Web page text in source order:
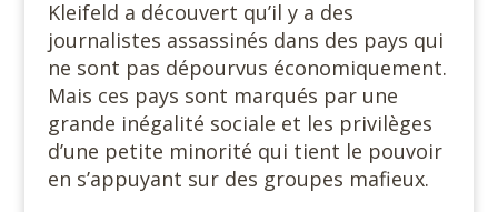
Kleifeld a découvert qu’il y a des
journalistes assassinés dans des pays qui
ne sont pas dépourvus économiquement.
Mais ces pays sont marqués par une
grande inégalité sociale et les privilèges
d’une petite minorité qui tient le pouvoir
en s’appuyant sur des groupes mafieux.